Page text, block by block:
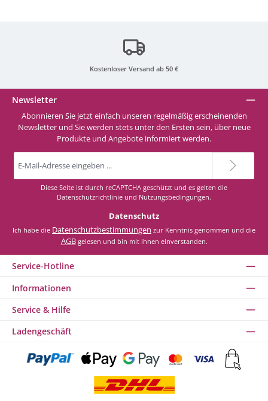
Kostenloser Versand ab 50 €
Newsletter
Abonnieren Sie jetzt einfach unseren regelmäßig erscheinenden
Newsletter und Sie werden stets unter den Ersten sein, über neue
Produkte und Angebote informiert werden.
E-
Mail-
*
Diese Seite ist durch reCAPTCHA geschützt und es gelten die
Datenschutzrichtlinie und Nutzungsbedingungen.
Datenschutz
Ich habe die Datenschutzbestimmungen zur Kenntnis genommen und die
AGBgelesen und bin mit ihnen einverstanden.
Service-Hotline
Informationen
Service & Hilfe
Ladengeschäft